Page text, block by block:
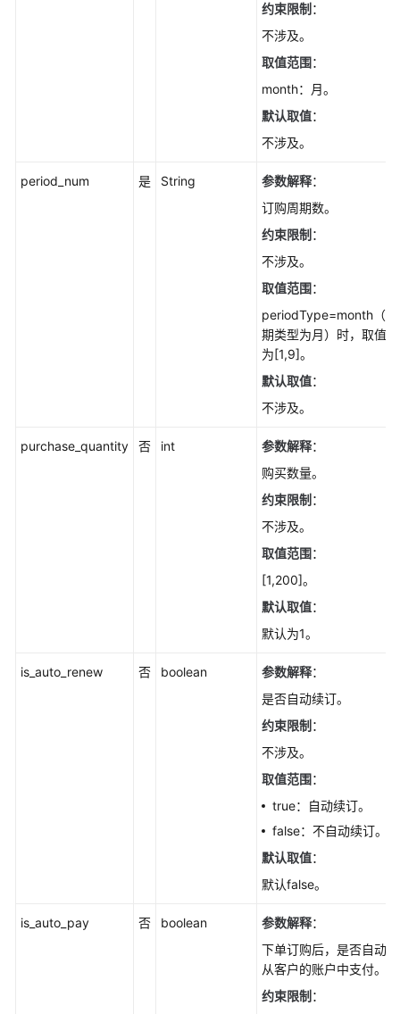
约束限制 ：
不涉及。
取值范围：
month：月。
默认取值：
不涉及。
period_num 是 String 参数解释：
订购周期数。
约束限制 ：
不涉及。
取值范围：
periodType=month（周
期类型为月）时，取值
为[1,9]。
默认取值：
不涉及。
purchase_quantity 否 int 参数解释：
购买数量。
约束限制 ：
不涉及。
取值范围：
[1,200]。
默认取值：
默认为1。
is_auto_renew 否 boolean 参数解释：
是否自动续订。
约束限制 ：
不涉及。
取值范围：
true：自动续订。
false：不自动续订。
默认取值：
默认false。
is_auto_pay 否 boolean 参数解释：
下单订购后，是否自动
从客户的账户中支付。
约束限制 ：